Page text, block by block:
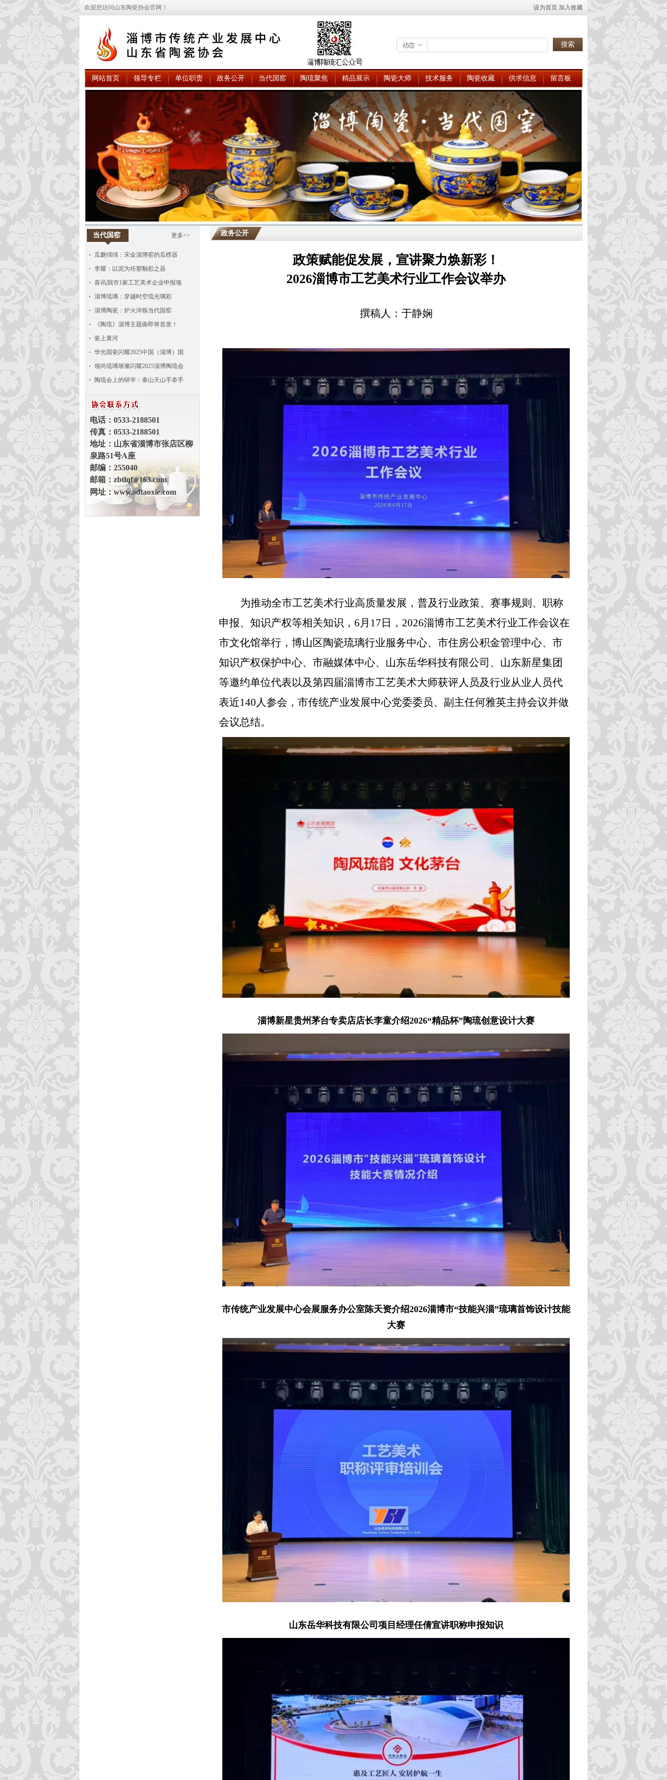
设为首页 加入收藏
欢迎您访问山东陶瓷协会官网！
网站首页 领导专栏 单位职责 政务公开 当代国窑 陶琉聚焦 精品展示 陶瓷大师 技术服务 陶瓷收藏 供求信息 留言板
更多>>
当代国窑
瓜瓞绵绵：宋金淄博窑的瓜楞器
李耀：以泥为坯塑釉彩之器
喜讯|我市1家工艺美术企业申报项
淄博琉璃：穿越时空琉光璃彩
淄博陶瓷：炉火淬炼当代国窑
《陶琉》淄博主题曲即将首发！
瓷上黄河
华光国瓷闪耀2025中国（淄博）国
领尚琉璃璀璨闪耀2025淄博陶琉会
陶琉会上的研学：泰山天山手牵手
电话： 0533-2188501
传真： 0533-2188501
地址：山东省淄博市张店区柳
泉路51号A座
邮编：255040
邮箱：zbtlqf＠163.com
网址：www.sdtaoxie.com
政务公开
政策赋能促发展，宣讲聚力焕新彩！
2026淄博市工艺美术行业工作会议举办
撰稿人：于静娴
为推动全市工艺美术行业高质量发展，普及行业政策、赛事规则、职称
申报、知识产权等相关知识， 6月17日，2026淄博市工艺美术行业工作会议在
市文化馆举行，博山区陶瓷琉璃行业服务中心、市住房公积金管理中心、市
知识产权保护中心、市融媒体中心、山东岳华科技有限公司、山东新星集团
等邀约单位代表以及第四届淄博市工艺美术大师获评人员及行业从业人员代
表近140人参会，市传统产业发展中心党委委员、副主任何雅英主持会议并做
会议总结。
淄博新星贵州茅台专卖店店长李童介绍2026“精品杯”陶琉创意设计大赛
市传统产业发展中心会展服务办公室陈天资介绍2026淄博市“技能兴淄”琉璃首饰设计技能
大赛
山东岳华科技有限公司项目经理任倩宣讲职称申报知识